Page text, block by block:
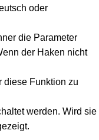
oder
die Parameter
der Haken nicht
diese Funktion zu
werden. Wird sie